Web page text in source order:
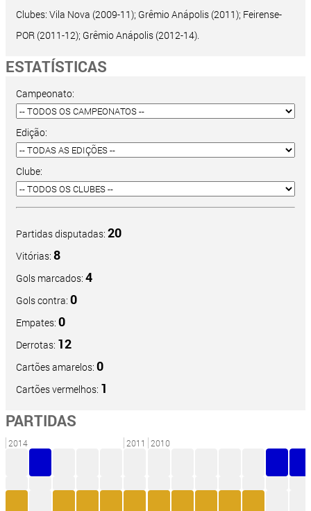
Clubes: Vila Nova (2009-11); Grêmio Anápolis (2011); Feirense-
POR (2011-12); Grêmio Anápolis (2012-14).
ESTATÍSTICAS
Campeonato:
Edição:
Clube:
Partidas disputadas: 20
Vitórias: 8
Gols marcados: 4
Gols contra: 0
Empates: 0
Derrotas: 12
Cartões amarelos: 0
Cartões vermelhos: 1
PARTIDAS
2014 2011 2010